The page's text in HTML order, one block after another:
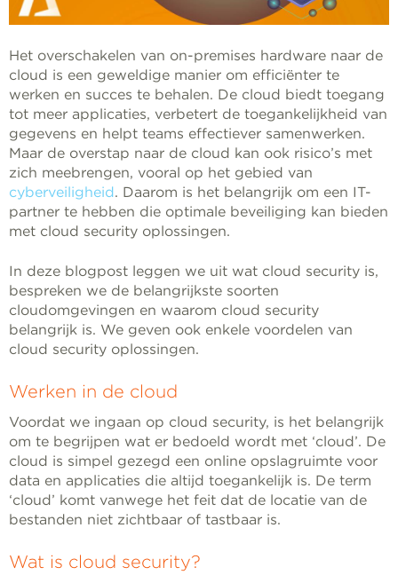
Het overschakelen van on-premises hardware naar de
cloud is een geweldige manier om efficiënter te
werken en succes te behalen. De cloud biedt toegang
tot meer applicaties, verbetert de toegankelijkheid van
gegevens en helpt teams effectiever samenwerken.
Maar de overstap naar de cloud kan ook risico’s met
zich meebrengen, vooral op het gebied van
cyberveiligheid. Daarom is het belangrijk om een IT-
partner te hebben die optimale beveiliging kan bieden
met cloud security oplossingen.
In deze blogpost leggen we uit wat cloud security is,
bespreken we de belangrijkste soorten
cloudomgevingen en waarom cloud security
belangrijk is. We geven ook enkele voordelen van
cloud security oplossingen.
Werken in de cloud
Voordat we ingaan op cloud security, is het belangrijk
om te begrijpen wat er bedoeld wordt met ‘cloud’. De
cloud is simpel gezegd een online opslagruimte voor
data en applicaties die altijd toegankelijk is. De term
‘cloud’ komt vanwege het feit dat de locatie van de
bestanden niet zichtbaar of tastbaar is.
Wat is cloud security?